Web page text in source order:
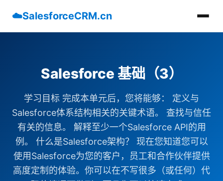
☁️SalesforceCRM.cn
Salesforce 基础（3）
学习目标 完成本单元后，您将能够： 定义与
Salesforce体系结构相关的关键术语。 查找与信任
有关的信息。 解释至少一个Salesforce API的用
例。 什么是Salesforce架构？ 现在您知道您可以
使用Salesforce为您的客户，员工和合作伙伴提供
高度定制的体验。你可以在不写很多（或任何）代